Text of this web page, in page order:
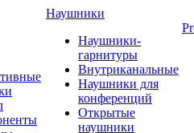
Наушники
Наушники-
гарнитуры
Внутриканальные
Наушники для
конференций
Открытые
наушники